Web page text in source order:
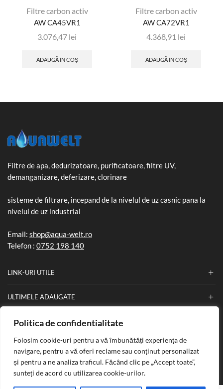
Politica de confidentialitate
Folosim cookie-uri pentru a vă îmbunătăți experiența de
navigare, pentru a vă oferi reclame sau conținut personalizat
și pentru a ne analiza traficul. Făcând clic pe „Accept toate”,
sunteți de acord cu utilizarea cookie-urilor.
Filtre carbon activ
AW CA45VR1
3.076,47 lei
ADAUGĂ ÎN COȘ
Filtre carbon activ
AW CA72VR1
4.368,91 lei
ADAUGĂ ÎN COȘ
Filtre de apa, dedurizatoare, purificatoare, filtre UV,
demanganizare, deferizare, clorinare
sisteme de filtrare, incepand de la nivelul de uz casnic pana la
nivelul de uz industrial
Email: shop@aqua-welt.ro
Telefon : 0752 198 140
LINK-URI UTILE
ULTIMELE ADAUGATE
INFORMATII
Copyright © 2025Aqua Welt. Creat de